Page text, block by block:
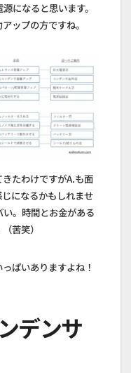
になると思います。
ップの方ですね。
たわけですがA.も面
になるかもしれませ
。時間とお金がある
苦笑）
ぱいありますよね！
デンサ